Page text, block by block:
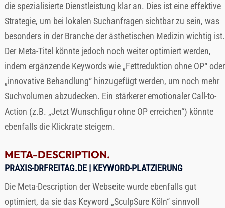
die spezialisierte Dienstleistung klar an. Dies ist eine effektive
Strategie, um bei lokalen Suchanfragen sichtbar zu sein, was
besonders in der Branche der ästhetischen Medizin wichtig ist.
Der Meta-Titel könnte jedoch noch weiter optimiert werden,
indem ergänzende Keywords wie „Fettreduktion ohne OP“ oder
„innovative Behandlung“ hinzugefügt werden, um noch mehr
Suchvolumen abzudecken. Ein stärkerer emotionaler Call-to-
Action (z.B. „Jetzt Wunschfigur ohne OP erreichen“) könnte
ebenfalls die Klickrate steigern.
META-DESCRIPTION.
PRAXIS-DRFREITAG.DE| KEYWORD-PLATZIERUNG
Die Meta-Description der Webseite wurde ebenfalls gut
optimiert, da sie das Keyword „SculpSure Köln“ sinnvoll